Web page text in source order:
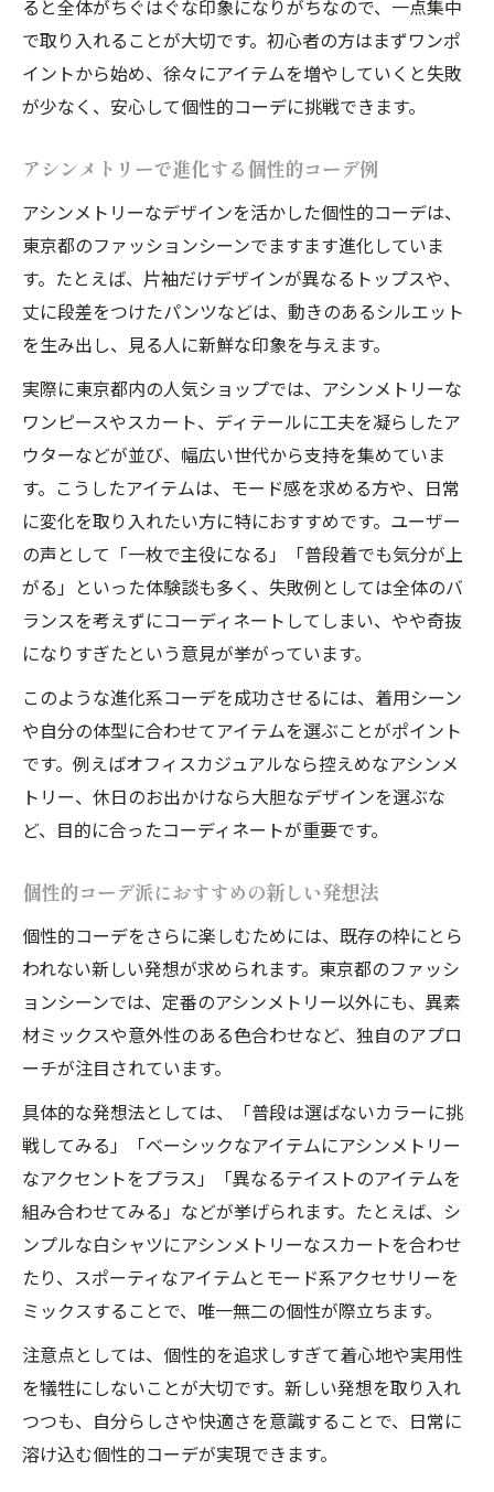
ると全体がちぐはぐな印象になりがちなので、一点集中
で取り入れることが大切です。初心者の方はまずワンポ
イントから始め、徐々にアイテムを増やしていくと失敗
が少なく、安心して個性的コーデに挑戦できます。
アシンメトリーで進化する個性的コーデ例
アシンメトリーなデザインを活かした個性的コーデは、
東京都のファッションシーンでますます進化していま
す。たとえば、片袖だけデザインが異なるトップスや、
丈に段差をつけたパンツなどは、動きのあるシルエット
を生み出し、見る人に新鮮な印象を与えます。
実際に東京都内の人気ショップでは、アシンメトリーな
ワンピースやスカート、ディテールに工夫を凝らしたア
ウターなどが並び、幅広い世代から支持を集めていま
す。こうしたアイテムは、モード感を求める方や、日常
に変化を取り入れたい方に特におすすめです。ユーザー
の声として「一枚で主役になる」「普段着でも気分が上
がる」といった体験談も多く、失敗例としては全体のバ
ランスを考えずにコーディネートしてしまい、やや奇抜
になりすぎたという意見が挙がっています。
このような進化系コーデを成功させるには、着用シーン
や自分の体型に合わせてアイテムを選ぶことがポイント
です。例えばオフィスカジュアルなら控えめなアシンメ
トリー、休日のお出かけなら大胆なデザインを選ぶな
ど、目的に合ったコーディネートが重要です。
個性的コーデ派におすすめの新しい発想法
個性的コーデをさらに楽しむためには、既存の枠にとら
われない新しい発想が求められます。東京都のファッシ
ョンシーンでは、定番のアシンメトリー以外にも、異素
材ミックスや意外性のある色合わせなど、独自のアプロ
ーチが注目されています。
具体的な発想法としては、「普段は選ばないカラーに挑
戦してみる」「ベーシックなアイテムにアシンメトリー
なアクセントをプラス」「異なるテイストのアイテムを
組み合わせてみる」などが挙げられます。たとえば、シ
ンプルな白シャツにアシンメトリーなスカートを合わせ
たり、スポーティなアイテムとモード系アクセサリーを
ミックスすることで、唯一無二の個性が際立ちます。
注意点としては、個性的を追求しすぎて着心地や実用性
を犠牲にしないことが大切です。新しい発想を取り入れ
つつも、自分らしさや快適さを意識することで、日常に
溶け込む個性的コーデが実現できます。